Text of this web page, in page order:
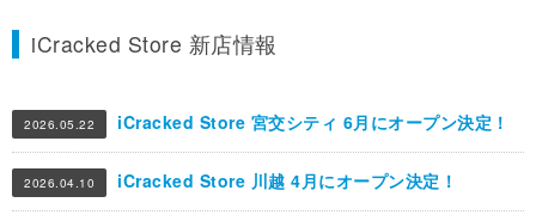
iCracked Store 新店情報
2026.05.22 iCracked Store 宮交シティ 6月にオープン決定！
2026.04.10 iCracked Store 川越 4月にオープン決定！